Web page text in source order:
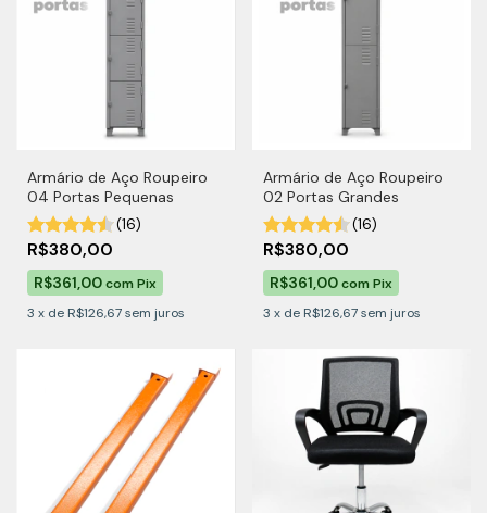
Armário de Aço Roupeiro
04 Portas Pequenas
(16)
R$380,00
R$361,00comPix
3 x de R$126,67sem juros
Armário de Aço Roupeiro
02 Portas Grandes
(16)
R$380,00
R$361,00com Pix
3 x de R$126,67 sem juros